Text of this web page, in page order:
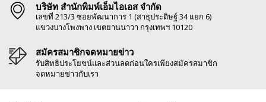
บริษัท สำนักพิมพ์เอ็มไอเอส จำกัด
เลขที่ 213/3 ซอยพัฒนาการ 1 (สาธุประดิษฐ์ 34 แยก 6)
แขวงบางโพงพาง เขตยานนาวา กรุงเทพฯ 10120
สมัครสมาชิกจดหมายข่าว
รับสิทธิประโยชน์และส่วนลดก่อนใครเพียงสมัครสมาชิก
จดหมายข่าวกับเรา